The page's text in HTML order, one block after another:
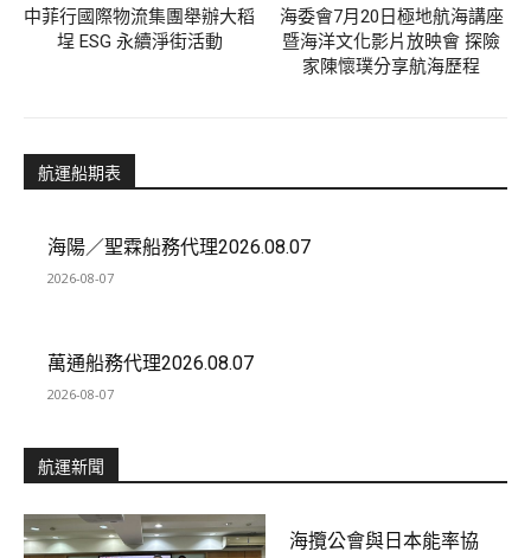
中菲行國際物流集團舉辦大稻
埕 ESG 永續淨街活動
海委會7月20日極地航海講座
暨海洋文化影片放映會 探險
家陳懷璞分享航海歷程
航運船期表
海陽／聖霖船務代理2026.08.07
2026-08-07
萬通船務代理2026.08.07
2026-08-07
航運新聞
海攬公會與日本能率協